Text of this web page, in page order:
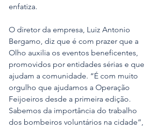
enfatiza.
O diretor da empresa, Luiz Antonio
Bergamo, diz que é com prazer que a
Olho auxilia os eventos beneficentes,
promovidos por entidades sérias e que
ajudam a comunidade. “É com muito
orgulho que ajudamos a Operação
Feijoeiros desde a primeira edição.
Sabemos da importância do trabalho
dos bombeiros voluntários na cidade”,